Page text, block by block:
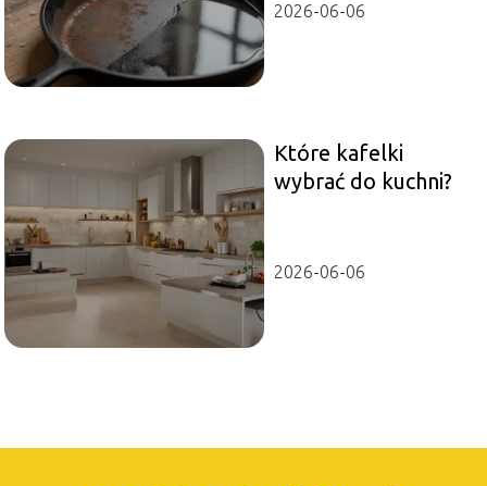
2026-06-06
Które kafelki
wybrać do kuchni?
2026-06-06